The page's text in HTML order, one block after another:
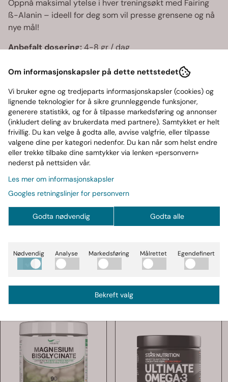
Oppnå maksimal ytelse i hver treningsøkt med Fairing
ß-Alanin – ideell for deg som vil presse grensene og nå
nye mål!
Anbefalt dosering:4-8 gr / dag
Produsent
Kvantumsrabatt
Næringsinnhold
Ofte kjøp sammen med
Om informasjonskapsler på dette nettstedet
Vi bruker egne og tredjeparts informasjonskapsler (cookies) og
lignende teknologier for å sikre grunnleggende funksjoner,
generere statistikk, og for å tilpasse markedsføring og annonser
(inkludert deling av brukerdata med partnere). Samtykket er helt
frivillig. Du kan velge å godta alle, avvise valgfrie, eller tilpasse
valgene dine per kategori nedenfor. Du kan når som helst endre
eller trekke tilbake dine samtykker via lenken «personvern»
nederst på nettsiden vår.
Les mer om informasjonskapsler
Googles retningslinjer for personvern
Godta nødvendig Godta alle
Nødvendig Analyse Markedsføring Målrettet Egendefinert
Bekreft valg